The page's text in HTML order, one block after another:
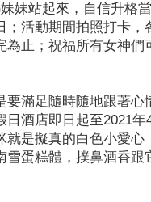
妹站起來，自信升格
；活動期間拍照打卡
為止；祝福所有女神
要滿足隨時隨地跟著
日酒店即日起至2021
就是擬真的白色小愛
雪蛋糕體，撲鼻酒香